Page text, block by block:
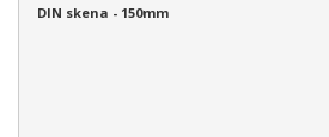
DIN skena - 150mm